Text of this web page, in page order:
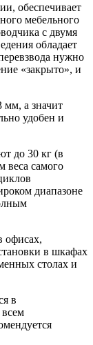
обеспечивает
мебельного
с двумя
обладает
нужно
«закрыто», и
а значит
удобен и
до 30 кг (в
веса самого
диапазоне
офисах,
в шкафах
столах и
в